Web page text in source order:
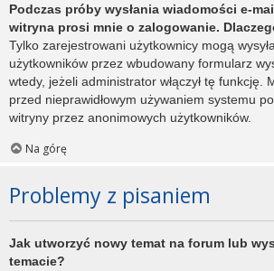
Podczas próby wysłania wiadomości e-
witryna prosi mnie o zalogowanie.
Tylko zarejestrowani użytkownicy mogą
użytkowników przez wbudowany formularz
wtedy, jeżeli administrator włączył tę funkcję.
przed nieprawidłowym używaniem systemu
witryny przez anonimowych użytkowników.
Na górę
Problemy z pisaniem
Jak utworzyć nowy temat na forum lub
temacie?